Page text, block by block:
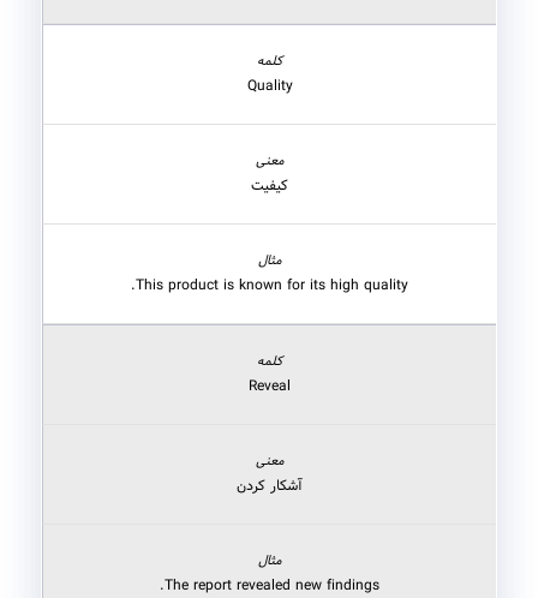
Quality
کیفیت
This product is known for its high quality.
Reveal
آشکار کردن
The report revealed new findings.